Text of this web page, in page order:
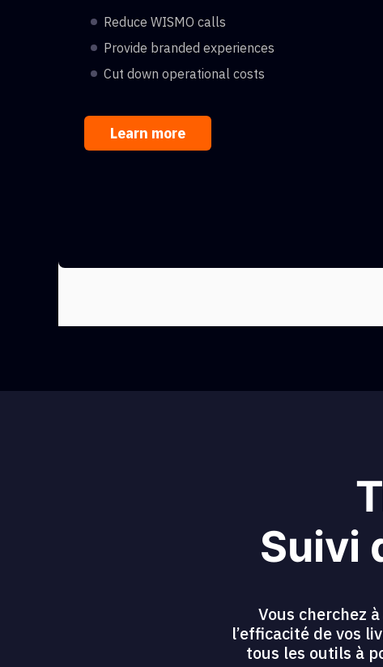
Reduce WISMO calls
Provide branded experiences
Cut down operational costs
Learn more
Suivi
Vous cherchez
l’efficacité de vos
tous les outils à